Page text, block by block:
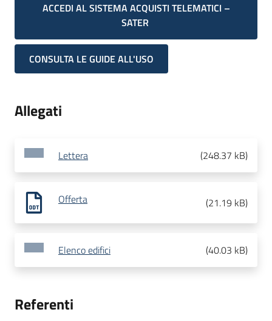
ACCEDI AL SISTEMA ACQUISTI TELEMATICI –
SATER
CONSULTA LE GUIDE ALL'USO
Allegati
Lettera (248.37 kB)
Offerta (21.19 kB)
Elenco edifici (40.03 kB)
Referenti